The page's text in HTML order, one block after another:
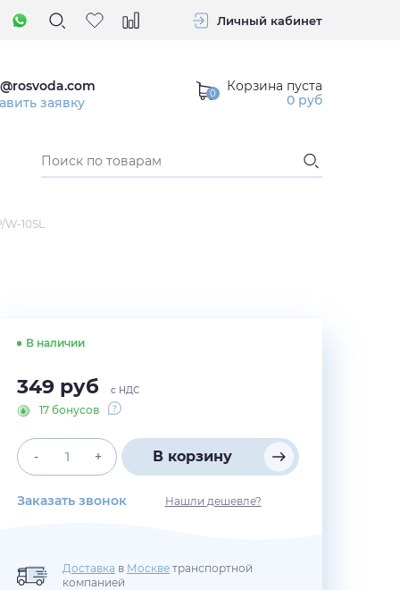
Личный кабинет
заявку
Корзина пуста
0 руб
W-10SL
В наличии
349 руб с НДС
17 бонусов
- + В корзину
Заказать звонок Нашли дешевле?
Доставка в Москве транспортной
компанией